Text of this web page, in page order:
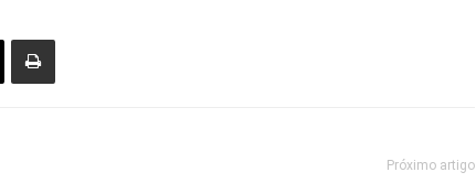
Próximo artigo